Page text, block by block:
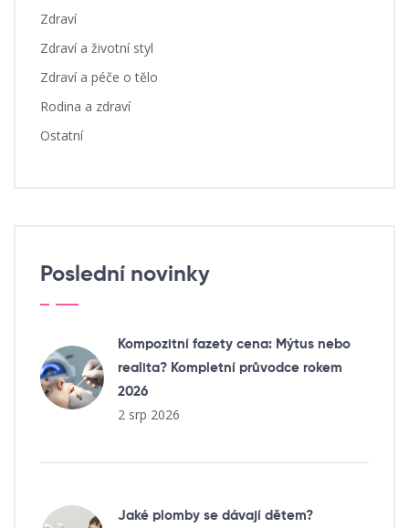
Zdraví
Zdraví a životní styl
Zdraví a péče o tělo
Rodina a zdraví
Ostatní
Poslední novinky
Kompozitní fazety cena: Mýtus nebo
realita? Kompletní průvodce rokem
2026
2 srp 2026
Jaké plomby se dávají dětem?